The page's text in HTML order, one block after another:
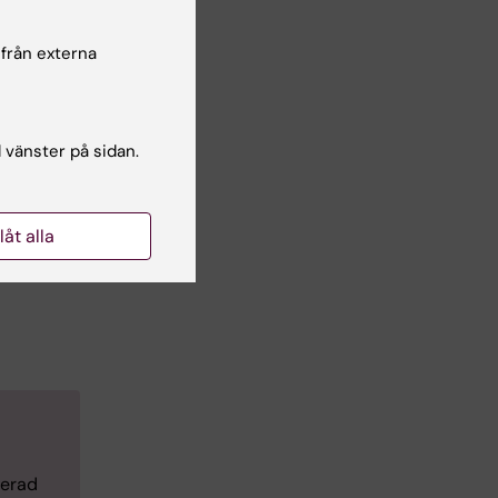
i
of
externa
på sidan.
alla